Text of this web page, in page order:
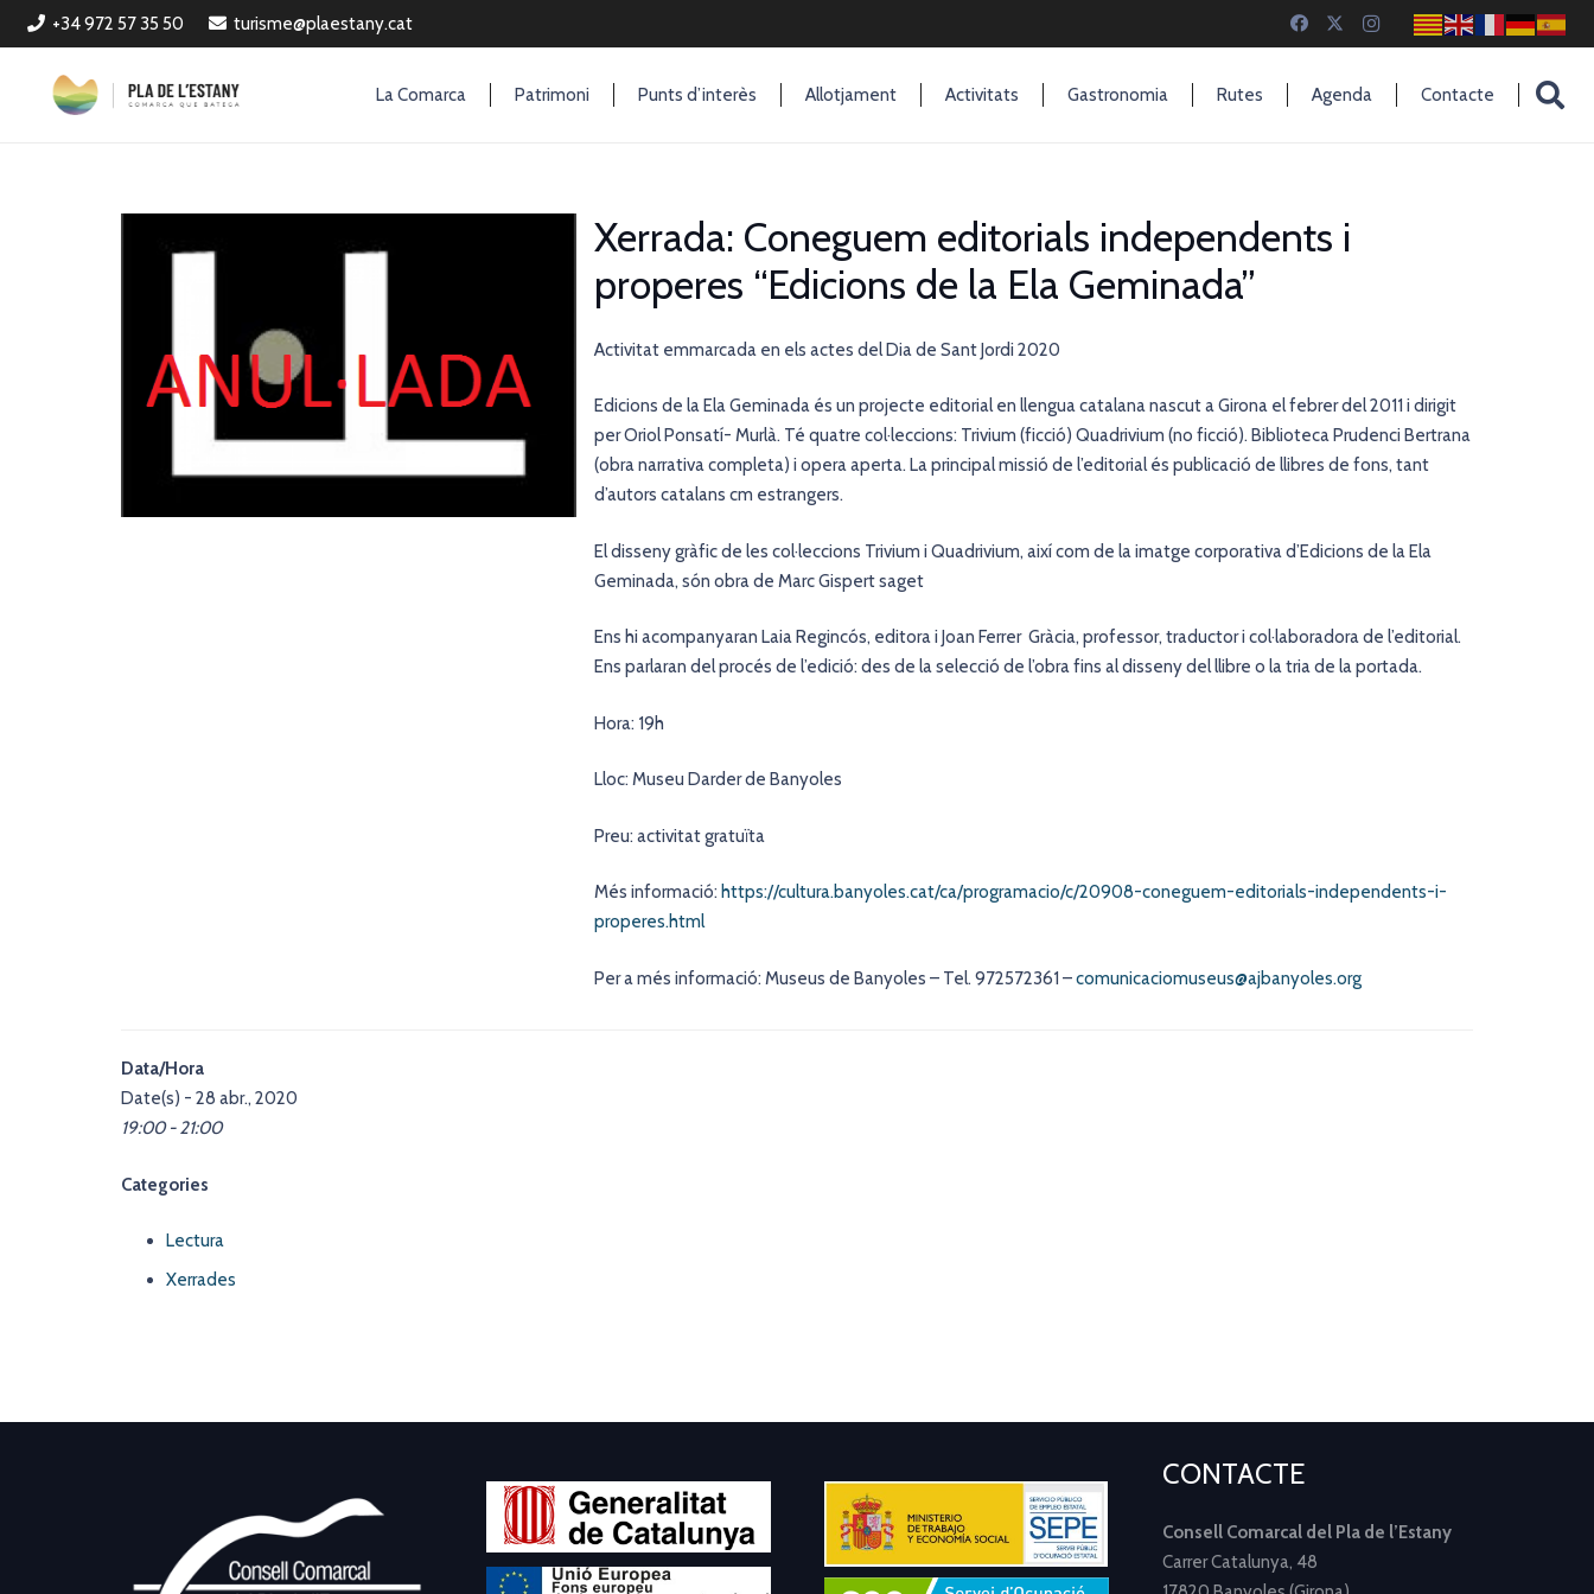
+34 972 57 35 50 turisme@plaestany.cat
La Comarca Patrimoni Punts d’interès Allotjament Activitats Gastronomia Rutes Agenda Contacte
Xerrada: Coneguem editorials independents i
properes “Edicions de la Ela Geminada”
Activitat emmarcada en els actes del Dia de Sant Jordi 2020
Edicions de la Ela Geminada és un projecte editorial en llengua catalana nascut a Girona el febrer del 2011 i dirigit
per Oriol Ponsatí- Murlà. Té quatre col·leccions: Trivium (ficció) Quadrivium (no ficció). Biblioteca Prudenci Bertrana
(obra narrativa completa) i opera aperta. La principal missió de l’editorial és publicació de llibres de fons, tant
d’autors catalans cm estrangers.
El disseny gràfic de les col·leccions Trivium i Quadrivium, així com de la imatge corporativa d’Edicions de la Ela
Geminada, són obra de Marc Gispert saget
Ens hi acompanyaran Laia Regincós, editora i Joan Ferrer Gràcia, professor, traductor i col·laboradora de l’editorial.
Ens parlaran del procés de l’edició: des de la selecció de l’obra fins al disseny del llibre o la tria de la portada.
Hora: 19h
Lloc: Museu Darder de Banyoles
Preu: activitat gratuïta
Més informació: https://cultura.banyoles.cat/ca/programacio/c/20908-coneguem-editorials-independents-i-
properes.html
Per a més informació: Museus de Banyoles – Tel. 972572361 –comunicaciomuseus@ajbanyoles.org
Data/Hora
Date(s) - 28 abr., 2020
19:00 - 21:00
Categories
Lectura
Xerrades
CONTACTE
Consell Comarcal del Pla de l’Estany
Carrer Catalunya, 48